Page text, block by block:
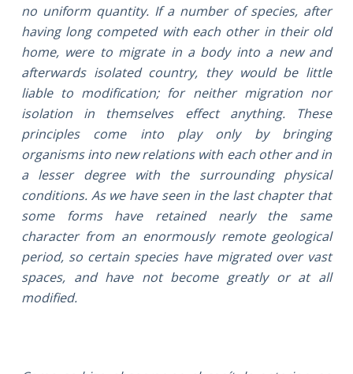
no uniform quantity. If a number of species, after
having long competed with each other in their old
home, were to migrate in a body into a new and
afterwards isolated country, they would be little
liable to modification; for neither migration nor
isolation in themselves effect anything. These
principles come into play only by bringing
organisms into new relations with each other and in
a lesser degree with the surrounding physical
conditions. As we have seen in the last chapter that
some forms have retained nearly the same
character from an enormously remote geological
period, so certain species have migrated over vast
spaces, and have not become greatly or at all
modified.